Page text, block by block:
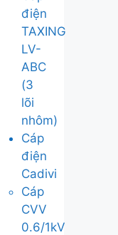
điện
TAXING
LV-
ABC
(3
lõi
nhôm)
Cáp
điện
Cadivi
Cáp
CVV
0.6/1kV